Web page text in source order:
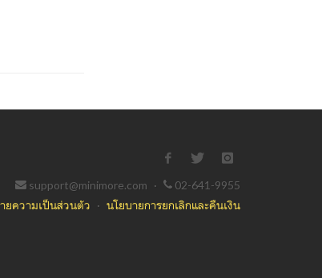
support@minimore.com ·
02-641-9955
ยความเป็นส่วนตัว · นโยบายการยกเลิกและคืนเงิน